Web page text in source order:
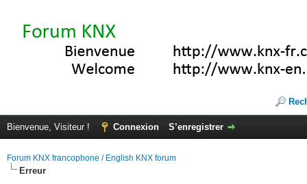
Bienvenue, Visiteur ! Connexion S’enregistrer
Forum KNX francophone / English KNX forum
Erreur